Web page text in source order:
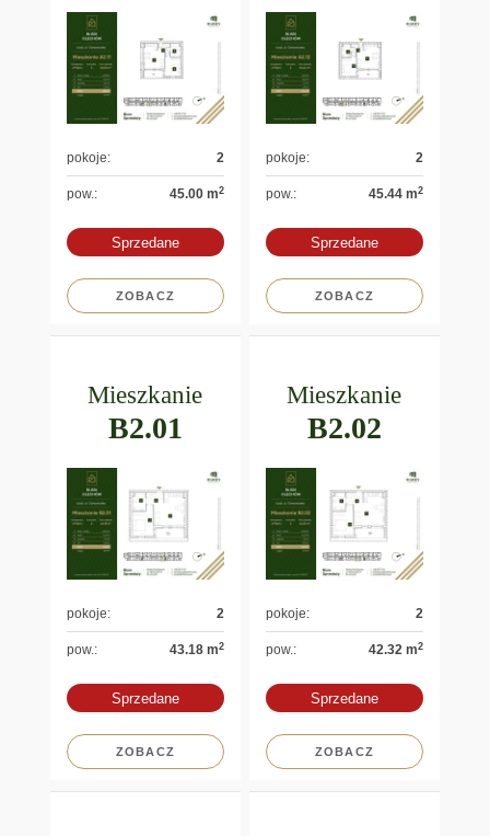
pokoje: 2
pow.: 45.00 m2
Sprzedane
ZOBACZ
pokoje: 2
pow.: 45.44 m2
Sprzedane
ZOBACZ
Mieszkanie
B2.01
pokoje: 2
pow.: 43.18 m2
Sprzedane
ZOBACZ
Mieszkanie
B2.02
pokoje: 2
pow.: 42.32 m2
Sprzedane
ZOBACZ